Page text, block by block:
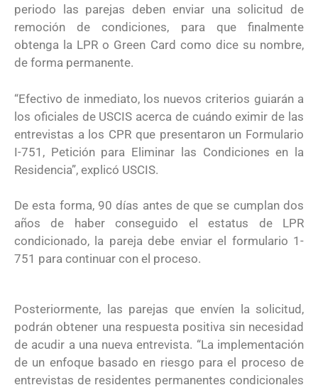
periodo las parejas deben enviar una solicitud de
remoción de condiciones, para que finalmente
obtenga la LPR o Green Card como dice su nombre,
de forma permanente.
“Efectivo de inmediato, los nuevos criterios guiarán a
los oficiales de USCIS acerca de cuándo eximir de las
entrevistas a los CPR que presentaron un Formulario
I-751, Petición para Eliminar las Condiciones en la
Residencia”, explicó USCIS.
De esta forma, 90 días antes de que se cumplan dos
años de haber conseguido el estatus de LPR
condicionado, la pareja debe enviar el formulario 1-
751 para continuar con el proceso.
Posteriormente, las parejas que envíen la solicitud,
podrán obtener una respuesta positiva sin necesidad
de acudir a una nueva entrevista. “La implementación
de un enfoque basado en riesgo para el proceso de
entrevistas de residentes permanentes condicionales